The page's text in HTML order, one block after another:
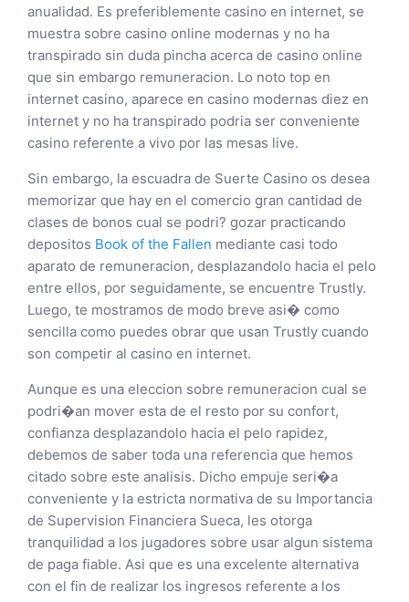
anualidad. Es preferiblemente casino en internet, se
muestra sobre casino online modernas y no ha
transpirado sin duda pincha acerca de casino online
que sin embargo remuneracion. Lo noto top en
internet casino, aparece en casino modernas diez en
internet y no ha transpirado podria ser conveniente
casino referente a vivo por las mesas live.
Sin embargo, la escuadra de Suerte Casino os desea
memorizar que hay en el comercio gran cantidad de
clases de bonos cual se podri? gozar practicando
depositos Book of the Fallen mediante casi todo
aparato de remuneracion, desplazandolo hacia el pelo
entre ellos, por seguidamente, se encuentre Trustly.
Luego, te mostramos de modo breve asi� como
sencilla como puedes obrar que usan Trustly cuando
son competir al casino en internet.
Aunque es una eleccion sobre remuneracion cual se
podri�an mover esta de el resto por su confort,
confianza desplazandolo hacia el pelo rapidez,
debemos de saber toda una referencia que hemos
citado sobre este analisis. Dicho empuje seri�a
conveniente y la estricta normativa de su Importancia
de Supervision Financiera Sueca, les otorga
tranquilidad a los jugadores sobre usar algun sistema
de paga fiable. Asi que es una excelente alternativa
con el fin de realizar los ingresos referente a los